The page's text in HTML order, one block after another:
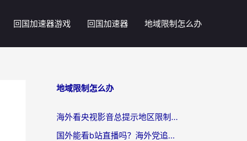
回国加速器游戏 回国加速器 地域限制怎么办
地域限制怎么办
海外看央视影音总提示地区限制？这篇教你选对回国加速器，流畅追剧不踩坑
国外能看b站直播吗？海外党追剧看片的终极解决方案来了